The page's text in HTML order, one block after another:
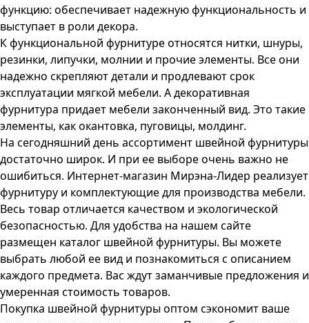
функцию: обеспечивает надежную функциональность и
выступает в роли декора.
К функциональной фурнитуре относятся нитки, шнуры,
резинки, липучки, молнии и прочие элементы. Все они
надежно скрепляют детали и продлевают срок
эксплуатации мягкой мебели. А декоративная
фурнитура придает мебели законченный вид. Это такие
элементы, как окантовка, пуговицы, молдинг.
На сегодняшний день ассортимент швейной фурнитуры
достаточно широк. И при ее выборе очень важно не
ошибиться. Интернет-магазин Мирэна-Лидер реализует
фурнитуру и комплектующие для производства мебели.
Весь товар отличается качеством и экологической
безопасностью. Для удобства на нашем сайте
размещен каталог швейной фурнитуры. Вы можете
выбрать любой ее вид и познакомиться с описанием
каждого предмета. Вас ждут заманчивые предложения и
умеренная стоимость товаров.
Покупка швейной фурнитуры оптом сэкономит ваше